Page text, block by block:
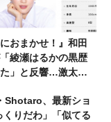
におまかせ！』和田
綾瀬はるかの黒歴
」と反響…激太
Shotaro、最新ショ
くりだわ」「似てる